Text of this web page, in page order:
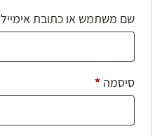
שם משתמש או כתובת אימייל
סיסמה *חובה